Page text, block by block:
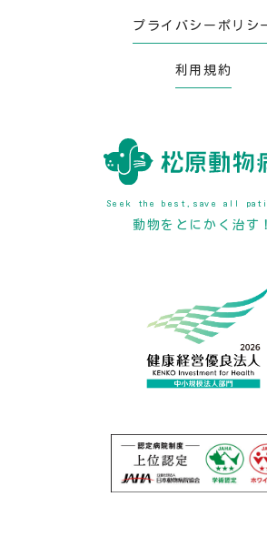
プライバシーポリシ
利用規約
Seek the best,save all
動物をとにかく治す！